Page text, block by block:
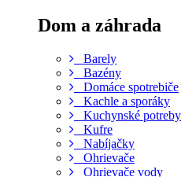
Dom a záhrada
Barely
Bazény
Domáce spotrebiče
Kachle a sporáky
Kuchynské potreby
Kufre
Nabíjačky
Ohrievače
Ohrievače vody